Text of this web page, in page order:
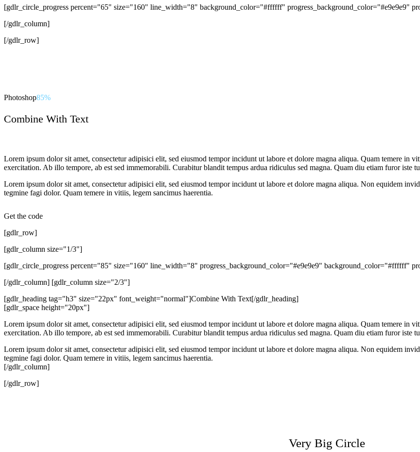
[gdlr_circle_progress percent="65" size="160" line_width="8" background_color="#ffffff" progress_background_color="#e9e9e9"
[/gdlr_column]
[/gdlr_row]
Photoshop85%
Combine With Text
Lorem ipsum dolor sit amet, consectetur adipisici elit, sed eiusmod tempor incidunt ut labore et dolore magna aliqua. Quam temere in
exercitation. Ab illo tempore, ab est sed immemorabili. Curabitur blandit tempus ardua ridiculus sed magna. Quam diu etiam furor iste
Lorem ipsum dolor sit amet, consectetur adipisici elit, sed eiusmod tempor incidunt ut labore et dolore magna aliqua. Non equidem
tegmine fagi dolor. Quam temere in vitiis, legem sancimus haerentia.
Get the code
[gdlr_row]
[gdlr_column size="1/3"]
[gdlr_circle_progress percent="85" size="160" line_width="8" progress_background_color="#e9e9e9" background_color="#ffffff"
[/gdlr_column] [gdlr_column size="2/3"]
[gdlr_heading tag="h3" size="22px" font_weight="normal"]Combine With Text[/gdlr_heading]
[gdlr_space height="20px"]
Lorem ipsum dolor sit amet, consectetur adipisici elit, sed eiusmod tempor incidunt ut labore et dolore magna aliqua. Quam temere in
exercitation. Ab illo tempore, ab est sed immemorabili. Curabitur blandit tempus ardua ridiculus sed magna. Quam diu etiam furor iste
Lorem ipsum dolor sit amet, consectetur adipisici elit, sed eiusmod tempor incidunt ut labore et dolore magna aliqua. Non equidem
tegmine fagi dolor. Quam temere in vitiis, legem sancimus haerentia.
[/gdlr_column]
[/gdlr_row]
Very Big Circle